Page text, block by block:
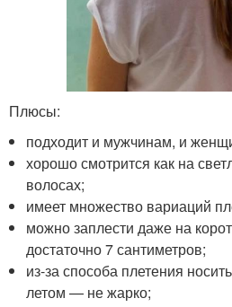
Плюсы:
подходит и мужчинам, и
хорошо смотрится как на
волосах;
имеет множество вариаций
можно заплести даже на
достаточно 7 сантиметров;
из-за способа плетения
летом — не жарко;